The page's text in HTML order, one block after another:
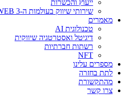
ייעוץ והכשרות
שירותי שיווק בעולמות ה-WEB 3 וה-NFT
מאמרים
טכנולוגית AI
דיגיטל ואסטרטגיה שיווקית
רשתות חברתיות
NFT
מספרים עלינו
לתת בחזרה
מהתקשורת
צרו קשר